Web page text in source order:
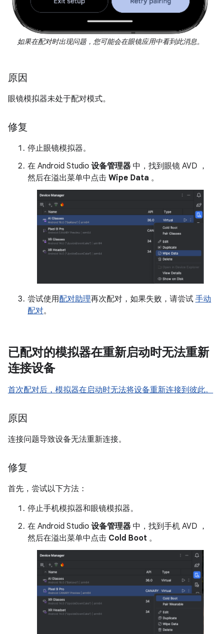
如果在配对时出现问题，您可能会在眼镜应用中看到此消息。
原因
眼镜模拟器未处于配对模式。
修复
停止眼镜模拟器。
在 Android Studio 设备管理器 中，找到眼镜 AVD ，
然后在溢出菜单中点击 Wipe Data 。
尝试使用配对助理再次配对，如果失败，请尝试 手动
配对。
已配对的模拟器在重新启动时无法重新
连接设备
首次配对后，模拟器在启动时无法将设备重新连接到彼此。
原因
连接问题导致设备无法重新连接。
修复
首先，尝试以下方法：
停止手机模拟器和眼镜模拟器。
在 Android Studio 设备管理器 中，找到手机 AVD ，
然后在溢出菜单中点击 Cold Boot 。